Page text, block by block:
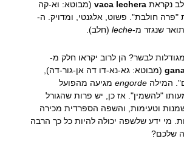
נקראת vaca lechera(מבוטא: וא-קה
"פרה חולבת". פשוט, אלגנטי, ומדויק. ה-
שנגזר מ-leche(חלב).
לבשר? הן לרוב יקראו חלק מ-
(מבוטא: גא-נא-דו דה אן-גור-דה),
המילה engordeמגיעה מהפועל
"להשמין". אז כן, יש פרות שהגורל
וטעימות, והשפה הספרדית מכירה
מי ידע שלשפה יכולה להיות כל כך הרבה
שלכם?